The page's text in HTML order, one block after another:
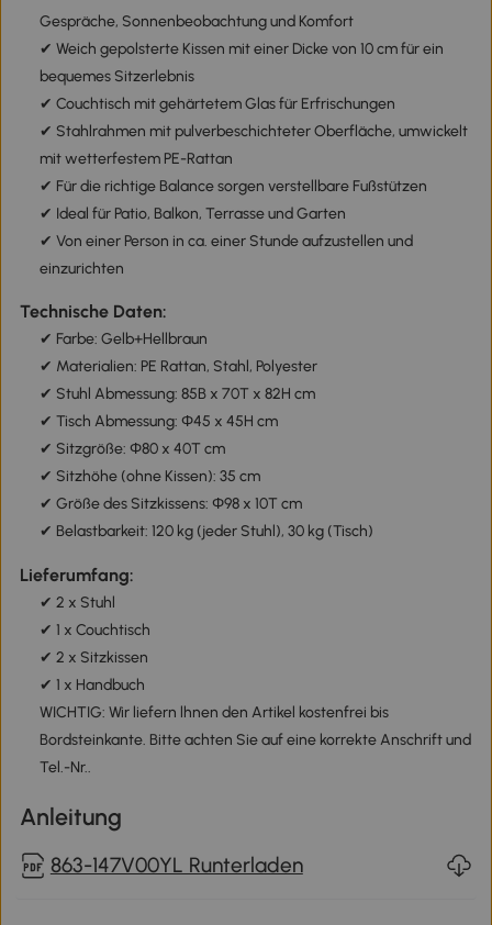
Gespräche, Sonnenbeobachtung und Komfort
✔ Weich gepolsterte Kissen mit einer Dicke von 10 cm für ein
bequemes Sitzerlebnis
✔ Couchtisch mit gehärtetem Glas für Erfrischungen
✔ Stahlrahmen mit pulverbeschichteter Oberfläche, umwickelt
mit wetterfestem PE-Rattan
✔ Für die richtige Balance sorgen verstellbare Fußstützen
✔ Ideal für Patio, Balkon, Terrasse und Garten
✔ Von einer Person in ca. einer Stunde aufzustellen und
einzurichten
Technische Daten:
✔ Farbe: Gelb+Hellbraun
✔ Materialien: PE Rattan, Stahl, Polyester
✔ Stuhl Abmessung: 85B x 70T x 82H cm
✔ Tisch Abmessung: Φ45 x 45H cm
✔ Sitzgröße: Φ80 x 40T cm
✔ Sitzhöhe (ohne Kissen): 35 cm
✔ Größe des Sitzkissens: Φ98 x 10T cm
✔ Belastbarkeit: 120 kg (jeder Stuhl), 30 kg (Tisch)
Lieferumfang:
✔ 2 x Stuhl
✔ 1 x Couchtisch
✔ 2 x Sitzkissen
✔ 1 x Handbuch
WICHTIG: Wir liefern lhnen den Artikel kostenfrei bis
Bordsteinkante. Bitte achten Sie auf eine korrekte Anschrift und
Tel.-Nr..
Anleitung
863-147V00YL Runterladen